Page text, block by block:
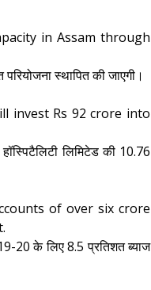
in Assam through
स्थापित की जाएगी।
invest Rs 92 crore into
लिमिटेड की 10.76
of over six crore
20 के लिए 8.5 प्रतिशत ब्याज